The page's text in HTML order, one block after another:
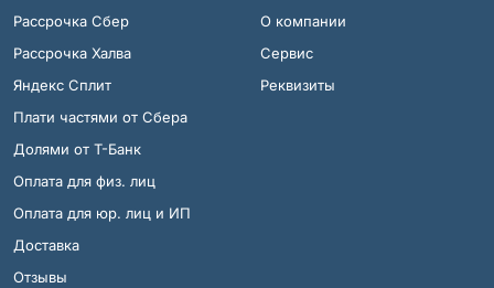
Рассрочка Сбер
Рассрочка Халва
Яндекс Сплит
Плати частями от Сбера
Долями от Т-Банк
Оплата для физ. лиц
Оплата для юр. лиц и ИП
Доставка
Отзывы
О компании
Сервис
Реквизиты